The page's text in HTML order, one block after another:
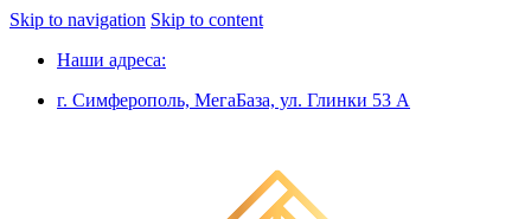
Skip to navigation Skip to content
Наши адреса:
г. Симферополь, МегаБаза, ул. Глинки 53 А